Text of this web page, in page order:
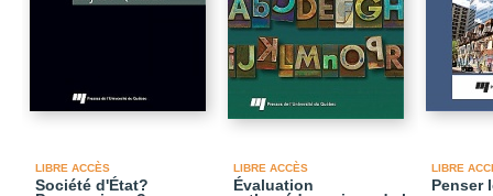
LIBRE ACCÈS
Société d'État?
LIBRE ACCÈS
Évaluation
LIBRE
Penser